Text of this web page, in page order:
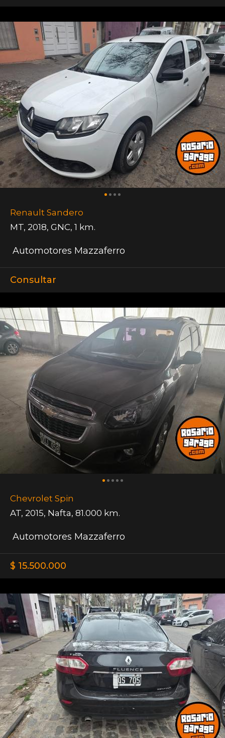
Renault Sandero
MT, 2018, GNC, 1 km.
Automotores Mazzaferro
Consultar
Chevrolet Spin
AT, 2015, Nafta, 81.000 km.
Automotores Mazzaferro
$ 15.500.000